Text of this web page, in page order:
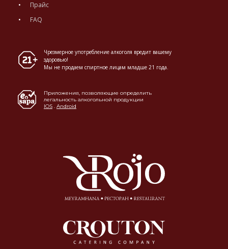
Прайс
FAQ
Чрезмерное употребление алкоголя вредит вашему
здоровью!
Мы не продаем спиртное лицам младше 21 года.
Приложения, позволяющие определить
легальность алкогольной продукции
IOS . Android